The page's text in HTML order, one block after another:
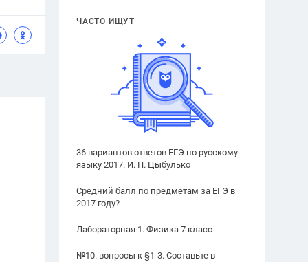
ЧАСТО ИЩУТ
36 вариантов ответов ЕГЭ по русскому
языку 2017. И. П. Цыбулько
Средний балл по предметам за ЕГЭ в
2017 году?
Лабораторная 1. Физика 7 класс
№10. вопросы к §1-3. Составьте в